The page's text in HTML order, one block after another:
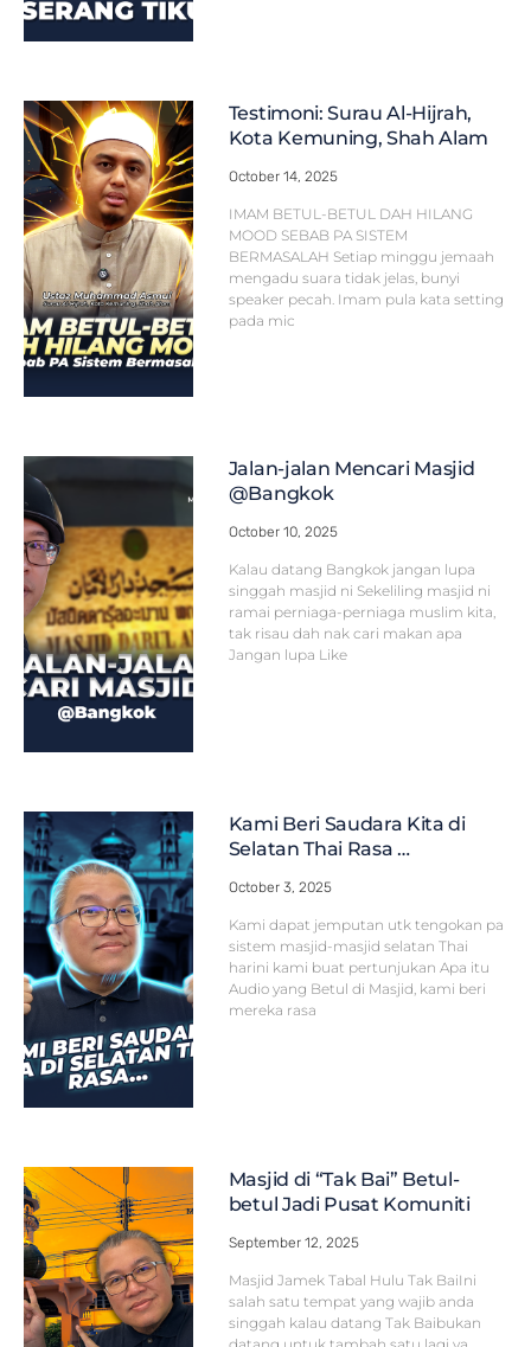
Testimoni: Surau Al-Hijrah,
Kota Kemuning, Shah Alam
October 14, 2025
IMAM BETUL-BETUL DAH HILANG
MOOD SEBAB PA SISTEM
BERMASALAH Setiap minggu jemaah
mengadu suara tidak jelas, bunyi
speaker pecah. Imam pula kata setting
pada mic
Jalan-jalan Mencari Masjid
@Bangkok
October 10, 2025
Kalau datang Bangkok jangan lupa
singgah masjid ni Sekeliling masjid ni
ramai perniaga-perniaga muslim kita,
tak risau dah nak cari makan apa
Jangan lupa Like
Kami Beri Saudara Kita di
Selatan Thai Rasa …
October 3, 2025
Kami dapat jemputan utk tengokan pa
sistem masjid-masjid selatan Thai
harini kami buat pertunjukan Apa itu
Audio yang Betul di Masjid, kami beri
mereka rasa
Masjid di “Tak Bai” Betul-
betul Jadi Pusat Komuniti
September 12, 2025
Masjid Jamek Tabal Hulu Tak BaiIni
salah satu tempat yang wajib anda
singgah kalau datang Tak Baibukan